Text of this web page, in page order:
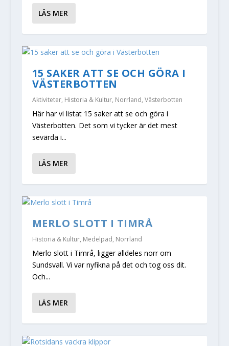
LÄS MER
15 SAKER ATT SE OCH GÖRA I
VÄSTERBOTTEN
Aktiviteter, Historia & Kultur, Norrland, Västerbotten
Här har vi listat 15 saker att se och göra i
Västerbotten. Det som vi tycker är det mest
sevärda i...
LÄS MER
MERLO SLOTT I TIMRÅ
Historia & Kultur, Medelpad, Norrland
Merlo slott i Timrå, ligger alldeles norr om
Sundsvall. Vi var nyfikna på det och tog oss dit.
Och...
LÄS MER